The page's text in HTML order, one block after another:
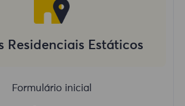
Residenciais Estáticos
Formulário inicial